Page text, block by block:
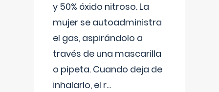
y 50% óxido nitroso. La
mujer se autoadministra
el gas, aspirándolo a
través de una mascarilla
o pipeta. Cuando deja de
inhalarlo, el r...